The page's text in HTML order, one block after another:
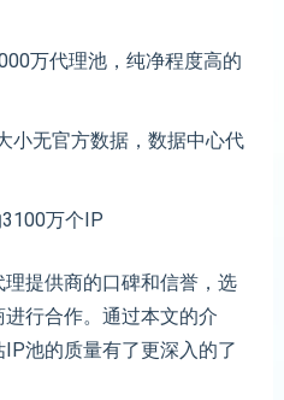
万代理池，纯净程度高的
小无官方数据，数据中心代
万个IP
提供商的口碑和信誉，选
行合作。通过本文的介
池的质量有了更深入的了